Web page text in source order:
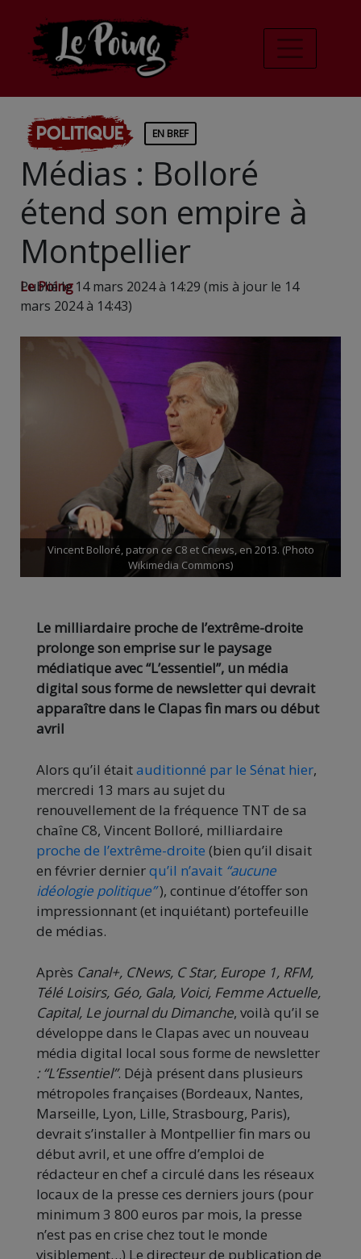
Politique EN BREF
Médias : Bolloré
étend son empire à
Montpellier
Le Poing
Publié le 14 mars 2024 à 14:29 (mis à jour le 14
mars 2024 à 14:43)
Vincent Bolloré, patron ce C8 et Cnews, en 2013. (Photo
Wikimedia Commons)
Le milliardaire proche de l’extrême-droite
prolonge son emprise sur le paysage
médiatique avec “L’essentiel”, un média
digital sous forme de newsletter qui devrait
apparaître dans le Clapas fin mars ou début
avril
Alors qu’il étaitauditionné par le Sénat hier,
mercredi 13 mars au sujet du
renouvellement de la fréquence TNT de sa
chaîne C8, Vincent Bolloré, milliardaire
proche de l’extrême-droite (bien qu’il disait
en février dernierqu’il n’avait “aucune
idéologie politique”), continue d’étoffer son
impressionnant (et inquiétant) portefeuille
de médias.
Après Canal+, CNews, C Star, Europe 1, RFM,
Télé Loisirs, Géo, Gala, Voici, Femme Actuelle,
Capital, Le journal du Dimanche, voilà qu’il se
développe dans le Clapas avec un nouveau
média digital local sous forme de newsletter
: “L’Essentiel”. Déjà présent dans plusieurs
métropoles françaises (Bordeaux, Nantes,
Marseille, Lyon, Lille, Strasbourg, Paris),
devrait s’installer à Montpellier fin mars ou
début avril, et une offre d’emploi de
rédacteur en chef a circulé dans les réseaux
locaux de la presse ces derniers jours (pour
minimum 3 800 euros par mois, la presse
n’est pas en crise chez tout le monde
visiblement…) Le directeur de publication de